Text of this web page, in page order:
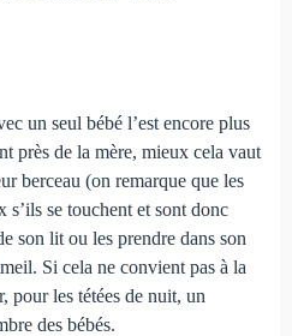
un seul bébé l’est encore plus
près de la mère, mieux cela vaut
berceau (on remarque que les
s’ils se touchent et sont donc
son lit ou les prendre dans son
Si cela ne convient pas à la
pour les tétées de nuit, un
des bébés.